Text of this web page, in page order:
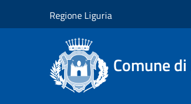
Regione Liguria
Comune